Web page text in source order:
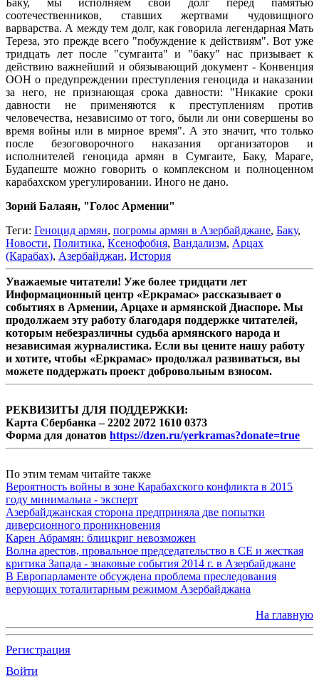
соотечественников, ставших жертвами чудовищного
варварства. А между тем долг, как говорила легендарная Мать
Тереза, это прежде всего "побуждение к действиям". Вот уже
тридцать лет после "сумгаита" и "баку" нас призывает к
действию важнейший и обязывающий документ - Конвенция
ООН о предупреждении преступления геноцида и наказании
за него, не признающая срока давности: "Никакие сроки
давности не применяются к преступлениям против
человечества, независимо от того, были ли они совершены во
время войны или в мирное время". А это значит, что только
после безоговорочного наказания организаторов и
исполнителей геноцида армян в Сумгаите, Баку, Мараге,
Будапеште можно говорить о комплексном и полноценном
карабахском урегулировании. Иного не дано.
Зорий Балаян, "Голос Армении"
Теги: Геноцид армян, погромы армян в Азербайджане, Баку,
Новости, Политика, Ксенофобия, Вандализм, Арцах
(Карабах), Азербайджан, История
Уважаемые читатели! Уже более тридцати лет
Информационный центр «Еркрамас» рассказывает о
событиях в Армении, Арцахе и армянской Диаспоре. Мы
продолжаем эту работу благодаря поддержке читателей,
которым небезразличны судьба армянского народа и
независимая журналистика. Если вы цените нашу работу
и хотите, чтобы «Еркрамас» продолжал развиваться, вы
можете поддержать проект добровольным взносом.
РЕКВИЗИТЫ ДЛЯ ПОДДЕРЖКИ:
Карта Сбербанка – 2202 2072 1610 0373
Форма для донатов https://dzen.ru/yerkramas?donate=true
По этим темам читайте также
Вероятность войны в зоне Карабахского конфликта в 2015
году минимальна - эксперт
Азербайджанская сторона предприняла две попытки
диверсионного проникновения
Карен Абрамян: блицкриг невозможен
Волна арестов, провальное председательство в СЕ и жесткая
критика Запада - знаковые события 2014 г. в Азербайджане
В Европарламенте обсуждена проблема преследования
верующих тоталитарным режимом Азербайджана
На главную
Регистрация
Войти